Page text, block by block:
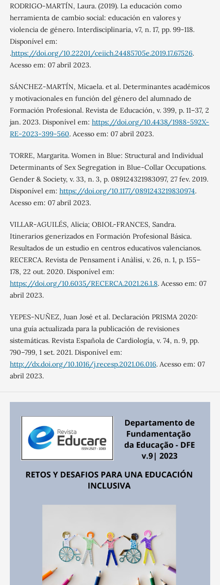
RODRIGO-MARTÍN, Laura. (2019). La educación como
herramienta de cambio social: educación en valores y
violencia de género. Interdisciplinaria, v7, n. 17, pp. 99-118.
Disponível em:
.https://doi.org/10.22201/ceiich.24485705e.2019.17.67526.
Acesso em: 07 abril 2023.
SÁNCHEZ-MARTÍN, Micaela. et al. Determinantes académicos
y motivacionales en función del género del alumnado de
Formación Profesional. Revista de Educación, v. 399, p. 11–37, 2
jan. 2023. Disponível em: https://doi.org/10.4438/1988-592X-
RE-2023-399-560. Acesso em: 07 abril 2023.
TORRE, Margarita. Women in Blue: Structural and Individual
Determinants of Sex Segregation in Blue-Collar Occupations.
Gender & Society, v. 33, n. 3, p. 089124321983097, 27 fev. 2019.
Disponível em: https://doi.org/10.1177/0891243219830974.
Acesso em: 07 abril 2023.
VILLAR-AGUILÉS, Alicia; OBIOL-FRANCES, Sandra.
Itinerarios generizados en Formación Profesional Básica.
Resultados de un estudio en centros educativos valencianos.
RECERCA. Revista de Pensament i Anàlisi, v. 26, n. 1, p. 155–
178, 22 out. 2020. Disponível em:
https://doi.org/10.6035/RECERCA.2021.26.1.8. Acesso em: 07
abril 2023.
YEPES-NUÑEZ, Juan José et al. Declaración PRISMA 2020:
una guía actualizada para la publicación de revisiones
sistemáticas. Revista Española de Cardiología, v. 74, n. 9, pp.
790–799, 1 set. 2021. Disponível em:
http://dx.doi.org/10.1016/j.recesp.2021.06.016. Acesso em: 07
abril 2023.